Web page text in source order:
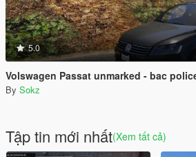
5.0
Volswagen Passat unmarked - bac police
By Sokz
Tập tin mới nhất(Xem tất cả)